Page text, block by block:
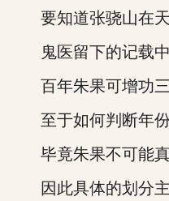
要知道张骁山在天
鬼医留下的记载中，
百年朱果可增功三
至于如何判断年份
毕竟朱果不可能真
因此具体的划分主